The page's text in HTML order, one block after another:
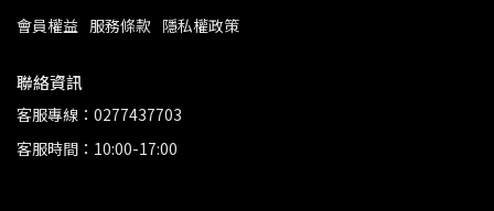
會員權益 服務條款 隱私權政策
聯絡資訊
客服專線：0277437703
客服時間：10:00-17:00